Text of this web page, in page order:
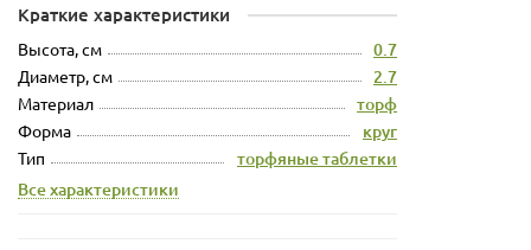
Краткие характеристики
Высота, см 0.7
Диаметр, см 2.7
Материал торф
Форма круг
Тип
торфяные таблетки
Все характеристики